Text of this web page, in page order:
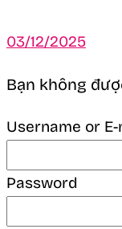
03/12/2025
Bạn không
Username or
Password